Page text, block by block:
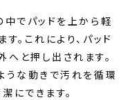
中でパッドを上から軽
。これにより、パッド
と押し出されます。
うな動きで汚れを循環
にできます。